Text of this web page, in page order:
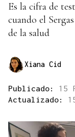
Es la cifra de
cuando el
de la salud
Xiana Cid
Publicado: 15
Actualizado: